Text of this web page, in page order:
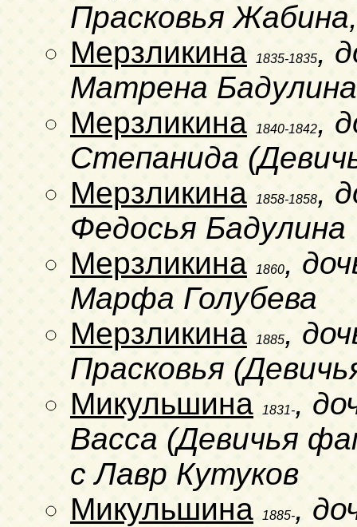
Прасковья
Мерзликина
1835-1835,
Матрена Бадулина
Мерзликина
1840-1842,
Степанида
Мерзликина
1858-1858,
Федосья Бадулина
Мерзликина
1860,
Марфа Голубева
Мерзликина
1885,
Прасковья
Микульшина
1831-,
Васса (Девичья
с Лавр Кутуков
Микульшина
1885-,